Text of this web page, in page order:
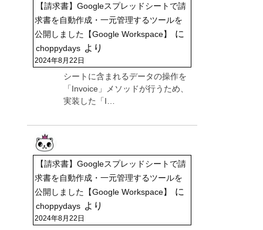
【請求書】Googleスプレッドシートで請
求書を自動作成・一元管理するツールを
公開しました【Google Workspace】
に
choppydays より
2024年8月22日
シートに含まれるデータの操作を
「Invoice」メソッドが行うため、
実装した「I…
【請求書】Googleスプレッドシートで請
求書を自動作成・一元管理するツールを
公開しました【Google Workspace】
に
choppydays より
2024年8月22日